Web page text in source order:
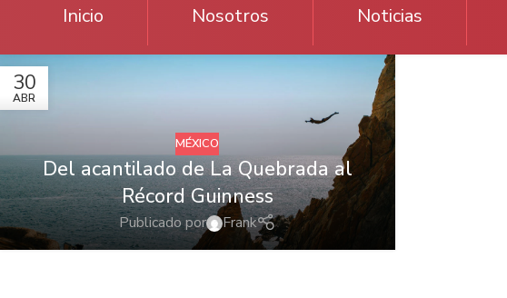
Inicio Nosotros Noticias
30
ABR
MÉXICO
Del acantilado de La Quebrada al
Récord Guinness
Publicado por Frank